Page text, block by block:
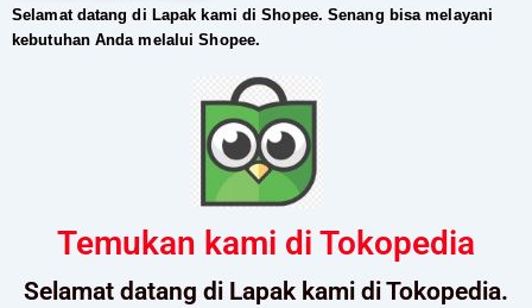
Selamat datang di Lapak kami di Shopee. Senang bisa melayani
kebutuhan Anda melalui Shopee.
Temukan kami di Tokopedia
Selamat datang di Lapak kami di Tokopedia.